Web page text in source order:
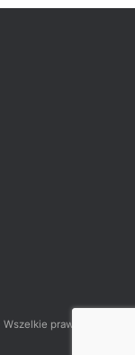
Wszelkie prawa